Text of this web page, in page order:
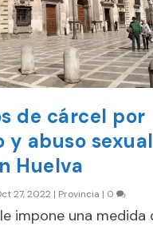
de cárcel por
abuso
Huelva
27, 2022 | Provincia | 0
impone una medida